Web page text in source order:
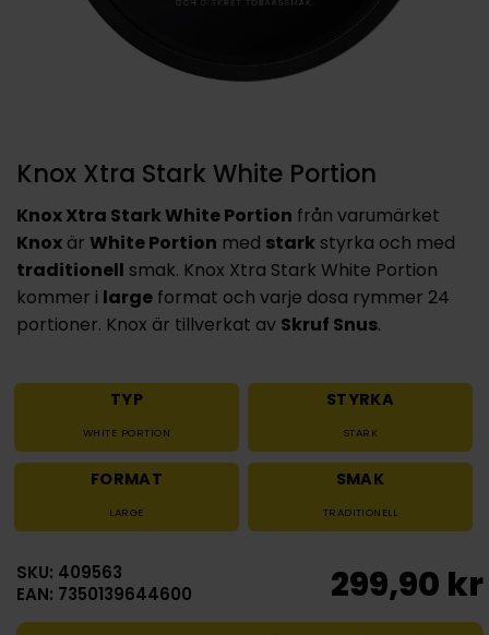
Knox Xtra Stark White Portion
Knox Xtra Stark White Portion från varumärket
Knox är White Portion med stark styrka och med
traditionell smak. Knox Xtra Stark White Portion
kommer i large format och varje dosa rymmer 24
portioner. Knox är tillverkat av Skruf Snus.
TYP
WHITE PORTION
STYRKA
STARK
FORMAT
LARGE
SMAK
TRADITIONELL
SKU: 409563
EAN: 7350139644600
299,90 kr